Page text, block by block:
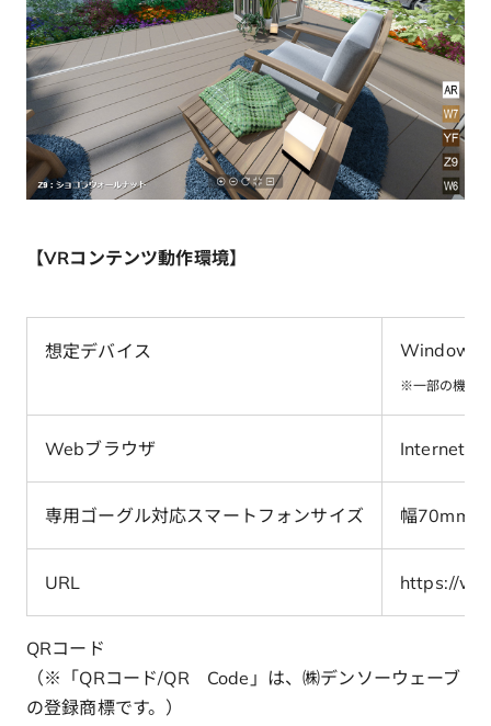
【VRコンテンツ動作環境】
想定デバイス Windows
※一部の機種
Webブラウザ Internet
専用ゴーグル対応スマートフォンサイズ 幅70mm
URL https://
QRコード
（※「QRコード/QR Code」は、㈱デンソーウェーブ
の登録商標です。）